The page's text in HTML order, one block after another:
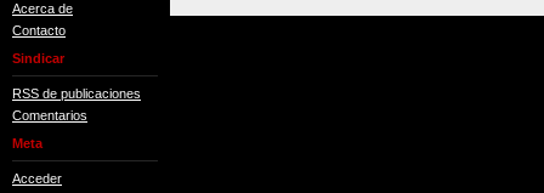
Acerca de
Contacto
Sindicar
RSS de publicaciones
Comentarios
Meta
Acceder